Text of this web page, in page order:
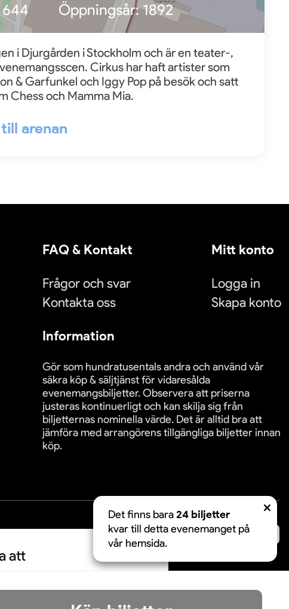
644 Öppningsår:1892
i Djurgården i Stockholm och är en teater-,
Cirkus har haft artister som
& Garfunkel och Iggy Pop på besök och satt
Chess och Mamma Mia.
arenan
Det finns bara24 biljetter
kvar till detta evenemanget på
vår hemsida.
FAQ & Kontakt
Frågor och svar
Kontakta oss
Mitt konto
Logga in
Skapa konto
Information
Gör som hundratusentals andra och använd vår
säkra köp & säljtjänst för vidaresålda
evenemangsbiljetter. Observera att priserna
justeras kontinuerligt och kan skilja sig från
biljetternas nominella värde. Det är alltid bra att
jämföra med arrangörens tillgängliga biljetter innan
köp.
att
Acceptera